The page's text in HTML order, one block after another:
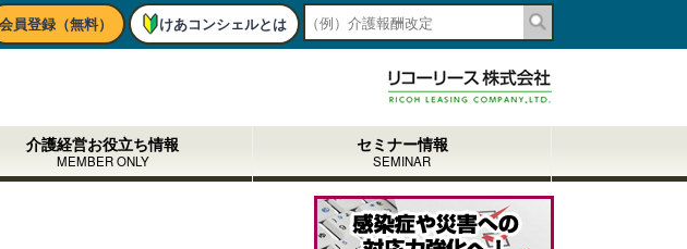
会員登録（無料） けあコンシェルとは
介護経営お役立ち情報
MEMBER ONLY
セミナー情報
SEMINAR